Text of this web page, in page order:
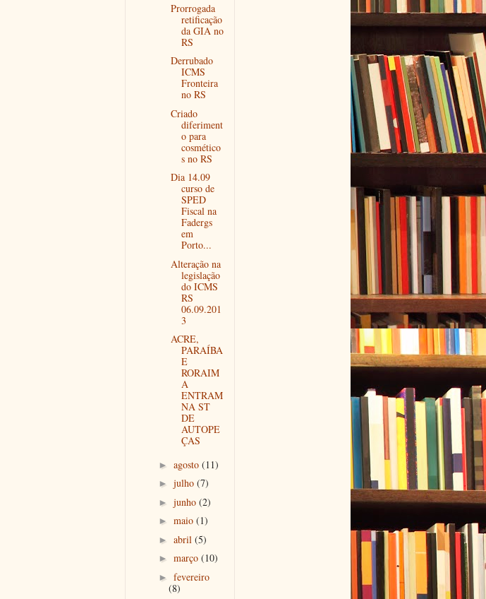
Prorrogada
retificação
da GIA no
RS
Derrubado
ICMS
Fronteira
no RS
Criado
diferiment
o para
cosmético
s no RS
Dia 14.09
curso de
SPED
Fiscal na
Fadergs
em
Porto...
Alteração na
legislação
do ICMS
RS
06.09.201
3
ACRE,
PARAÍBA
E
RORAIM
A
ENTRAM
NA ST
DE
AUTOPE
ÇAS
► agosto (11)
► julho (7)
► junho (2)
► maio (1)
► abril (5)
► março (10)
► fevereiro
(8)